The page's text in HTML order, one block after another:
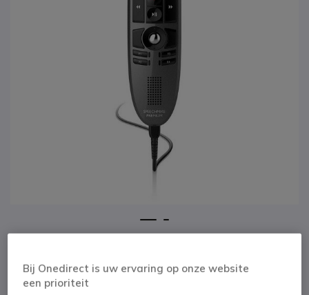
LFH3500
Bij Onedirect is uw ervaring op onze website
een prioriteit